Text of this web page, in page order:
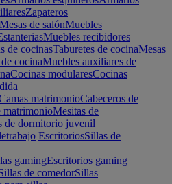
Zapateros
Mesas de salónMuebles
Muebles recibidores
de cocinasTaburetes de cocinaMesas
cocinaMuebles auxiliares de
Cocinas modularesCocinas
matrimonioCabeceros de
matrimonioMesitas de
de dormitorio juvenil
EscritoriosSillas de
gamingEscritorios gaming
de comedorSillas